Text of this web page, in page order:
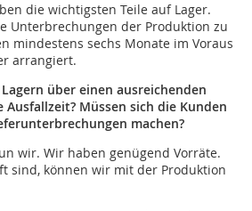
die wichtigsten Teile auf Lager.
Unterbrechungen der Produktion zu
mindestens sechs Monate im Voraus
arrangiert.
über einen ausreichenden
Müssen sich die Kunden
machen?
wir. Wir haben genügend Vorräte.
sind, können wir mit der Produktion